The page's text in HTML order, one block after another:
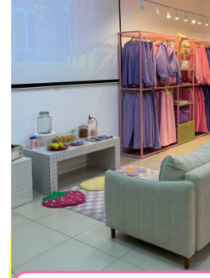
Telegram
WhatsApp
8 800 550-06-92
macrocosm_store@mail.ru
КОНТАКТЫ
Оплата долями
Size guide
Обмен и возврат
Доставка и оплата
ПОКУПАТЕЛЯМ
Вакансии
Реквизиты
Магазины
Наши путешествия
Наши проекты
14'000+ подписчиков в нашем Telegram-
канале